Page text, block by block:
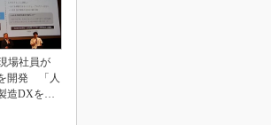
場社員が
開発 「人
造DXを自